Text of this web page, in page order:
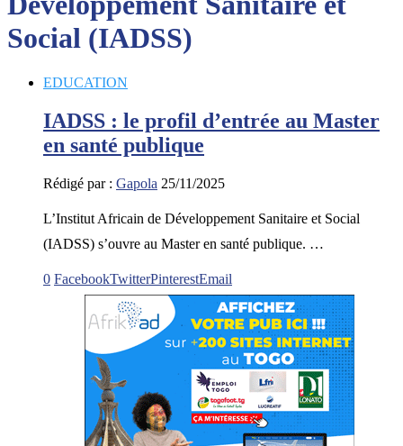
Social (IADSS)
EDUCATION
IADSS : le profil d’entrée au Master
en santé publique
Rédigé par : Gapola 25/11/2025
L’Institut Africain de Développement Sanitaire et Social
(IADSS) s’ouvre au Master en santé publique. …
0 FacebookTwitterPinterestEmail